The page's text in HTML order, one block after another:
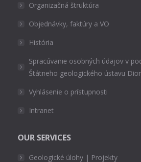
Organizačná štruktúra
Objednávky, faktúry a VO
História
Spracúvanie osobných údajov v
Štátneho geologického ústavu
Vyhlásenie o prístupnosti
Intranet
OUR SERVICES
Geologické úlohy | Projekty